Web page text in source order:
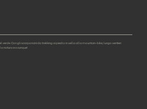
Con gli scarponcini da trekking ai piedi o in sella alla mountain-bike, lungo sentieri
natura è ovunque!